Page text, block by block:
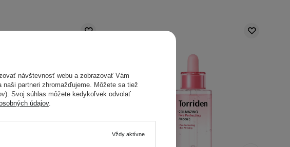
návštevnosť webu a zobrazovať Vám
partneri zhromažďujeme. Môžete sa tiež
Svoj súhlas môžete kedykoľvek odvolať
údajov.
Vždy aktívne